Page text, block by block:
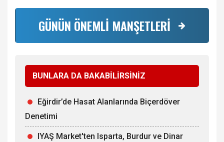
GÜNÜN ÖNEMLİ MANŞETLERİ
BUNLARA DA BAKABİLİRSİNİZ
Eğirdir’de Hasat Alanlarında Biçerdöver
Denetimi
IYAŞ Market'ten Isparta, Burdur ve Dinar